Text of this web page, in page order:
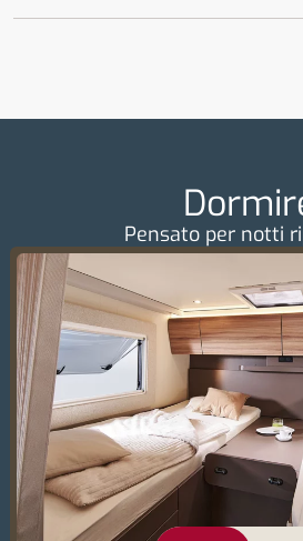
Pensato per notti